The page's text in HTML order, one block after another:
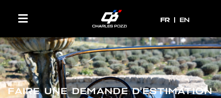
FR
FR EN
FAIRE UNE DEMANDE D'ESTIMATION